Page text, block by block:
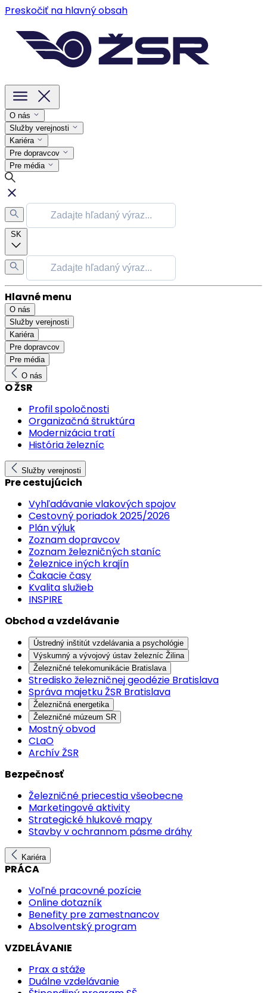
Preskočiť na hlavný obsah
O nás
Služby verejnosti
Kariéra
Pre dopravcov
Pre média
SK
Hlavné menu
O nás
Služby verejnosti
Kariéra
Pre dopravcov
Pre média
O nás
O ŽSR
Profil spoločnosti
Organizačná štruktúra
Modernizácia tratí
História železníc
Služby verejnosti
Pre cestujúcich
Vyhľadávanie vlakových spojov
Cestovný poriadok 2025/2026
Plán výluk
Zoznam dopravcov
Zoznam železničných staníc
Železnice iných krajín
Čakacie časy
Kvalita služieb
INSPIRE
Obchod a vzdelávanie
Ústredný inštitút vzdelávania a psychológie
Výskumný a vývojový ústav železníc Žilina
Železničné telekomunikácie Bratislava
Stredisko železničnej geodézie Bratislava
Správa majetku ŽSR Bratislava
Železničná energetika
Železničné múzeum SR
Mostný obvod
CLaO
Archív ŽSR
Bezpečnosť
Železničné priecestia všeobecne
Marketingové aktivity
Strategické hlukové mapy
Stavby v ochrannom pásme dráhy
Kariéra
PRÁCA
Voľné pracovné pozície
Online dotazník
Benefity pre zamestnancov
Absolventský program
VZDELÁVANIE
Prax a stáže
Duálne vzdelávanie